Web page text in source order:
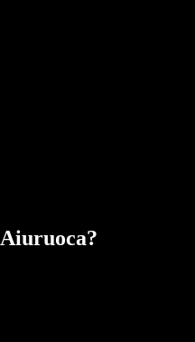
Aiuruoca?